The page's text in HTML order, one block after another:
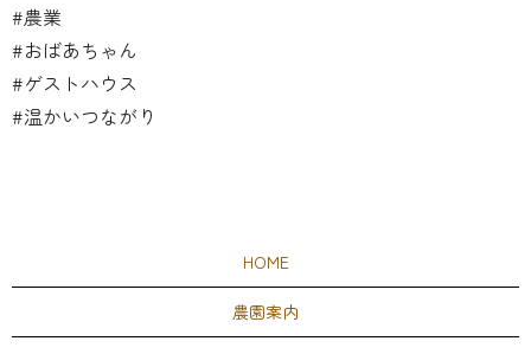
#農業
#おばあちゃん
#ゲストハウス
#温かいつながり
HOME
農園案内